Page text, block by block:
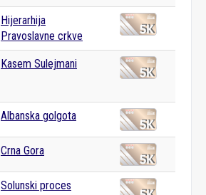
Hijerarhija
Pravoslavne crkve
Kasem Sulejmani
Albanska golgota
Crna Gora
Solunski proces